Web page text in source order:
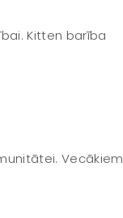
Kitten barība
Vecākiem